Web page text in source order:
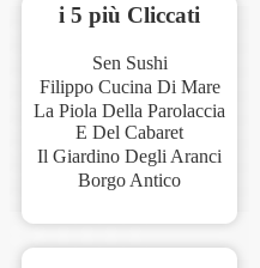
i 5 più Cliccati
Sen Sushi
Filippo Cucina Di Mare
La Piola Della Parolaccia
E Del Cabaret
Il Giardino Degli Aranci
Borgo Antico